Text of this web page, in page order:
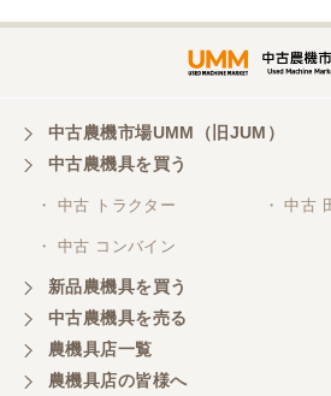
中古農機市場UMM（旧JUM）
中古農機具を買う
・ 中古 トラクター ・ 中古
・ 中古 コンバイン
新品農機具を買う
中古農機具を売る
農機具店一覧
農機具店の皆様へ